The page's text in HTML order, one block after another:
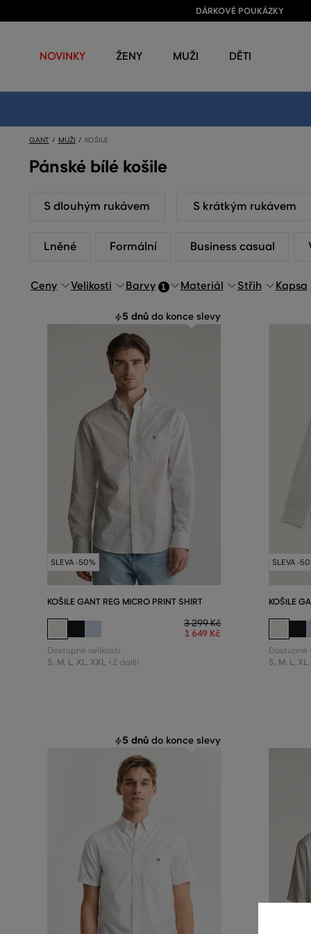
DÁRKOVÉ POUKÁZKY
NOVINKY ŽENY MUŽI DĚTI
GANT MUŽI KOŠILE
Pánské bílé košile
S dlouhým rukávem S krátkým rukávem
Lněné Formální Business casual
Ceny Velikosti Barvy 1 Materiál Střih Kapsa
5 dnů do konce slevy
SLEVA -50%
KOŠILE GANT REG MICRO PRINT SHIRT
3 299 Kč
1 649 Kč
Dostupné velikosti:
S, M, L, XL, XXL +2 další
SLEVA -
KOŠILE
Dostupné
S, M, L, XL,
5 dnů do konce slevy